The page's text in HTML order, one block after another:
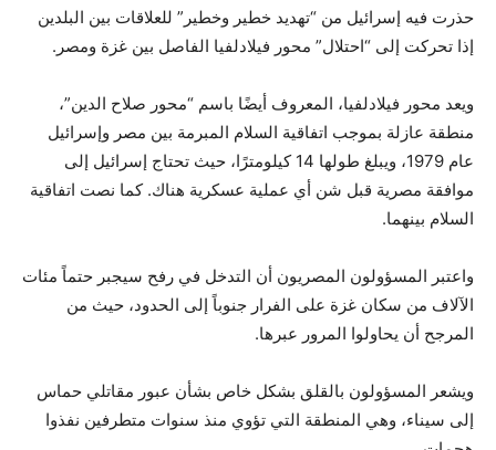
حذرت فيه إسرائيل من “تهديد خطير وخطير” للعلاقات بين البلدين
إذا تحركت إلى “احتلال” محور فيلادلفيا الفاصل بين غزة ومصر.
ويعد محور فيلادلفيا، المعروف أيضًا باسم “محور صلاح الدين”،
منطقة عازلة بموجب اتفاقية السلام المبرمة بين مصر وإسرائيل
عام 1979، ويبلغ طولها 14 كيلومترًا، حيث تحتاج إسرائيل إلى
موافقة مصرية قبل شن أي عملية عسكرية هناك. كما نصت اتفاقية
السلام بينهما.
واعتبر المسؤولون المصريون أن التدخل في رفح سيجبر حتماً مئات
الآلاف من سكان غزة على الفرار جنوباً إلى الحدود، حيث من
المرجح أن يحاولوا المرور عبرها.
ويشعر المسؤولون بالقلق بشكل خاص بشأن عبور مقاتلي حماس
إلى سيناء، وهي المنطقة التي تؤوي منذ سنوات متطرفين نفذوا